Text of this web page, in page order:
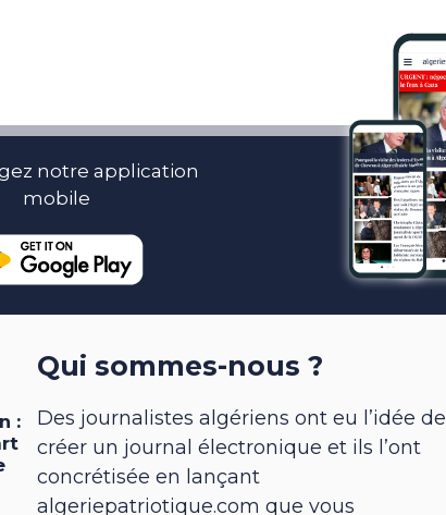
notre application
mobile
Qui sommes-nous ?
Des journalistes algériens ont eu l’idée de
créer un journal électronique et ils l’ont
concrétisée en lançant
algeriepatriotique.com que vous